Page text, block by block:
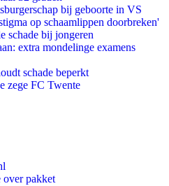
bij geboorte in VS
op schaamlippen doorbreken'
schade bij jongeren
extra mondelinge examens
schade beperkt
zege FC Twente
over pakket